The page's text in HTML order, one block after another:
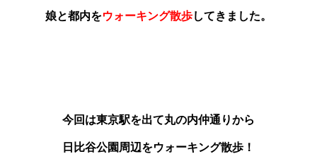
娘と都内をウォーキング散歩してきました。
今回は東京駅を出て丸の内仲通りから
日比谷公園周辺をウォーキング散歩！